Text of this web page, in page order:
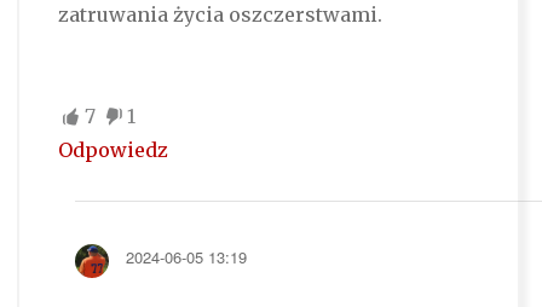
zatruwania życia oszczerstwami.
7
1
Odpowiedz
2024-06-05 13:19